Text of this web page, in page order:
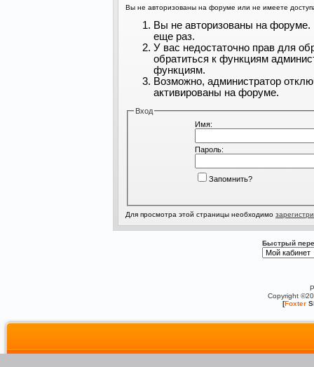
Вы не авторизованы на форуме или не имеете
Вы не авторизованы на форуме.
еще раз.
У вас недостаточно прав для
обратиться к функциям
функциям.
Возможно, администратор
активированы на форуме.
Вход
Имя:
Пароль:
Запомнить?
Для просмотра этой страницы необходимо
Быстрый
Copyright
[Foxter